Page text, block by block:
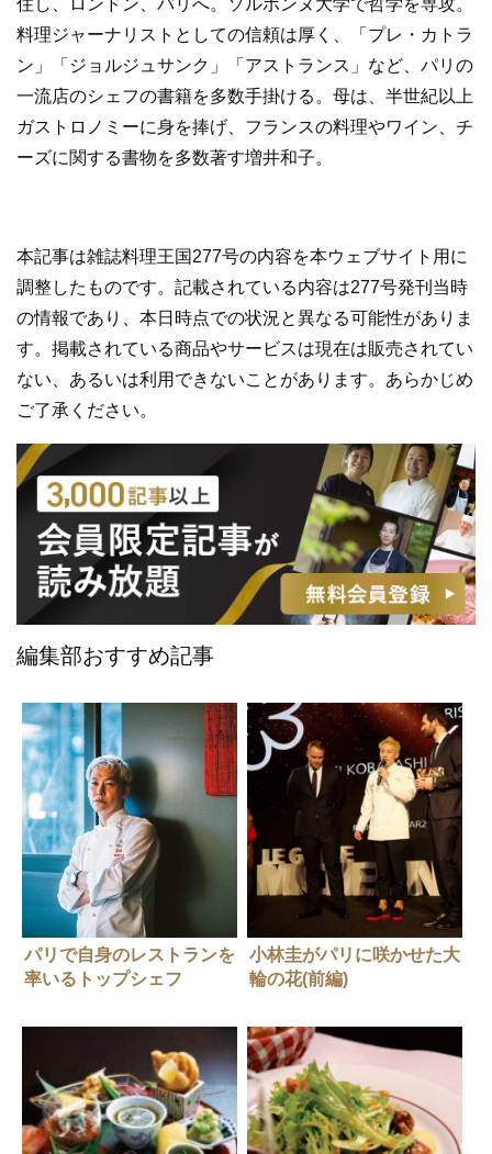
住し、ロンドン、パリへ。ソルボンヌ大学で哲学を専攻。
料理ジャーナリストとしての信頼は厚く、「プレ・カトラ
ン」「ジョルジュサンク」「アストランス」など、パリの
一流店のシェフの書籍を多数手掛ける。母は、半世紀以上
ガストロノミーに身を捧げ、フランスの料理やワイン、チ
ーズに関する書物を多数著す増井和子。
本記事は雑誌料理王国277号の内容を本ウェブサイト用に
調整したものです。記載されている内容は277号発刊当時
の情報であり、本日時点での状況と異なる可能性がありま
す。掲載されている商品やサービスは現在は販売されてい
ない、あるいは利用できないことがあります。あらかじめ
ご了承ください。
編集部おすすめ記事
パリで自身のレストランを
率いるトップシェフ
シェフ 小林 圭 25年4月号
小林圭がパリに咲かせた大
輪の花(前編)